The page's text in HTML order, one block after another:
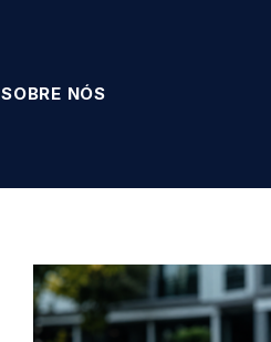
SOBRE NÓS